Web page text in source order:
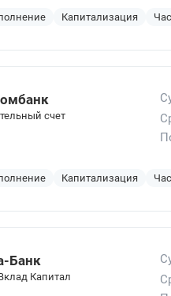
Капитализация
счет
Капитализация
Банк
Капитал